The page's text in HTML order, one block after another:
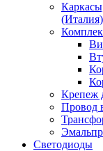
(Италия)
Крепеж
Провод
Светодиоды